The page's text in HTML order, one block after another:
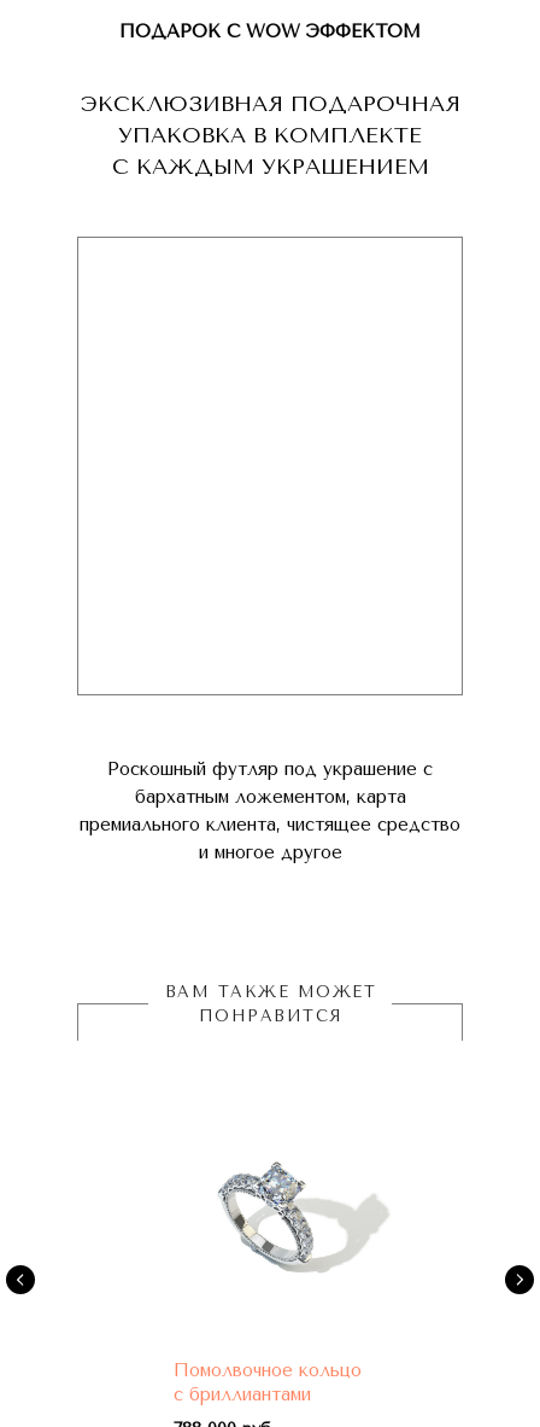
ЭКСКЛЮЗИВНАЯ ПОДАРОЧНАЯ
УПАКОВКА В КОМПЛЕКТЕ
С КАЖДЫМ УКРАШЕНИЕМ
Роскошный футляр под украшение с
бархатным ложементом, карта
премиального клиента, чистящее средство
и многое другое
ПОДАРОК С WOW ЭФФЕКТОМ
ВАМ ТАКЖЕ МОЖЕТ
ПОНРАВИТСЯ
Помолвочное кольцо
с бриллиантами